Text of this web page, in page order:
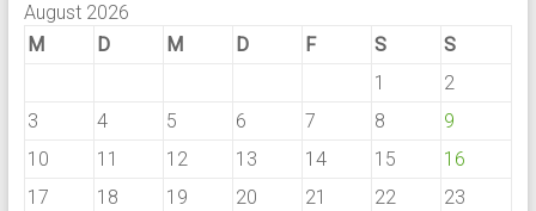
August 2026
M
D M D F S
S
1
2
3
4 5 6 7 8
9
10
11 12 13 14 15
16
17
18 19 20 21 22
23